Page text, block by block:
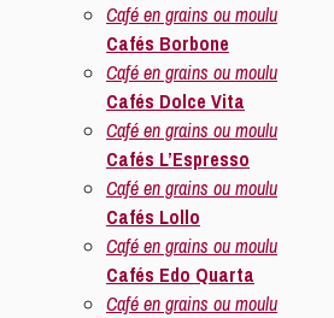
Café en grains ou moulu
Cafés Borbone
Café en grains ou moulu
Cafés Dolce Vita
Café en grains ou moulu
Cafés L’Espresso
Café en grains ou moulu
Cafés Lollo
Café en grains ou moulu
Cafés Edo Quarta
Café en grains ou moulu